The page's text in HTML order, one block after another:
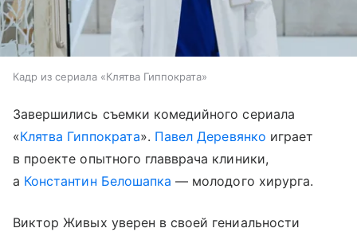
Кадр из сериала «Клятва Гиппократа»
Завершились съемки комедийного сериала
«Клятва Гиппократа». Павел Деревянко играет
в проекте опытного главврача клиники,
а Константин Белошапка — молодого хирурга.
Виктор Живых уверен в своей гениальности